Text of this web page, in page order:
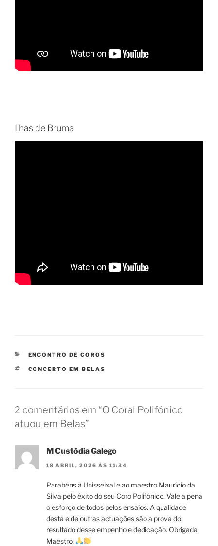
Ilhas de Bruma
CATEGORIAS
ENCONTRO DE COROS
ETIQUETAS
CONCERTO EM BELAS
2 comentários em “O Coral Polifónico
atuou em Belas”
M Custódia Galego
18 ABRIL, 2026 ÀS 11:34
Parabéns à Unisseixal e ao maestro Maurício da
Silva pelo êxito do seu Coro Polifónico. Vale a pena
o esforço de todos pelos ensaios. A qualidade
desta e de outras actuações são a prova do
resultado desse empenho e dedicação. Obrigada
Maestro.